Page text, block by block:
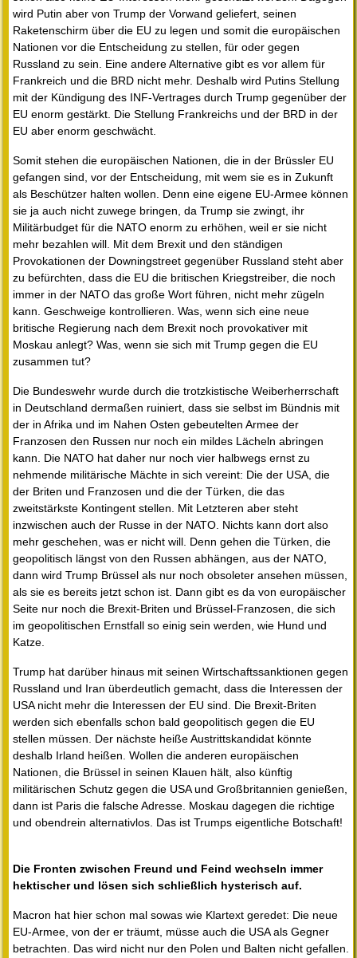
wird Putin aber von Trump der Vorwand geliefert, seinen
Raketenschirm über die EU zu legen und somit die europäischen
Nationen vor die Entscheidung zu stellen, für oder gegen
Russland zu sein. Eine andere Alternative gibt es vor allem für
Frankreich und die BRD nicht mehr. Deshalb wird Putins Stellung
mit der Kündigung des INF-Vertrages durch Trump gegenüber der
EU enorm gestärkt. Die Stellung Frankreichs und der BRD in der
EU aber enorm geschwächt.
Somit stehen die europäischen Nationen, die in der Brüssler EU
gefangen sind, vor der Entscheidung, mit wem sie es in Zukunft
als Beschützer halten wollen. Denn eine eigene EU-Armee können
sie ja auch nicht zuwege bringen, da Trump sie zwingt, ihr
Militärbudget für die NATO enorm zu erhöhen, weil er sie nicht
mehr bezahlen will. Mit dem Brexit und den ständigen
Provokationen der Downingstreet gegenüber Russland steht aber
zu befürchten, dass die EU die britischen Kriegstreiber, die noch
immer in der NATO das große Wort führen, nicht mehr zügeln
kann. Geschweige kontrollieren. Was, wenn sich eine neue
britische Regierung nach dem Brexit noch provokativer mit
Moskau anlegt? Was, wenn sie sich mit Trump gegen die EU
zusammen tut?
Die Bundeswehr wurde durch die trotzkistische Weiberherrschaft
in Deutschland dermaßen ruiniert, dass sie selbst im Bündnis mit
der in Afrika und im Nahen Osten gebeutelten Armee der
Franzosen den Russen nur noch ein mildes Lächeln abringen
kann. Die NATO hat daher nur noch vier halbwegs ernst zu
nehmende militärische Mächte in sich vereint: Die der USA, die
der Briten und Franzosen und die der Türken, die das
zweitstärkste Kontingent stellen. Mit Letzteren aber steht
inzwischen auch der Russe in der NATO. Nichts kann dort also
mehr geschehen, was er nicht will. Denn gehen die Türken, die
geopolitisch längst von den Russen abhängen, aus der NATO,
dann wird Trump Brüssel als nur noch obsoleter ansehen müssen,
als sie es bereits jetzt schon ist. Dann gibt es da von europäischer
Seite nur noch die Brexit-Briten und Brüssel-Franzosen, die sich
im geopolitischen Ernstfall so einig sein werden, wie Hund und
Katze.
Trump hat darüber hinaus mit seinen Wirtschaftssanktionen gegen
Russland und Iran überdeutlich gemacht, dass die Interessen der
USA nicht mehr die Interessen der EU sind. Die Brexit-Briten
werden sich ebenfalls schon bald geopolitisch gegen die EU
stellen müssen. Der nächste heiße Austrittskandidat könnte
deshalb Irland heißen. Wollen die anderen europäischen
Nationen, die Brüssel in seinen Klauen hält, also künftig
militärischen Schutz gegen die USA und Großbritannien genießen,
dann ist Paris die falsche Adresse. Moskau dagegen die richtige
und obendrein alternativlos. Das ist Trumps eigentliche Botschaft!
Die Fronten zwischen Freund und Feind wechseln immer
hektischer und lösen sich schließlich hysterisch auf.
Macron hat hier schon mal sowas wie Klartext geredet: Die neue
EU-Armee, von der er träumt, müsse auch die USA als Gegner
betrachten. Das wird nicht nur den Polen und Balten nicht gefallen.